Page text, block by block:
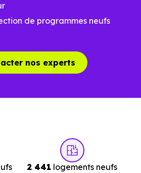
Impact
réduit
…
à Brindas (69126)
de programmes neufs
nos experts
2 441 logements neufs